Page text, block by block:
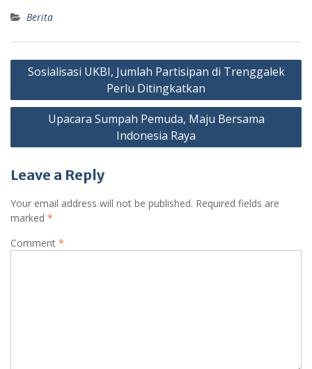
Berita
Post
Sosialisasi UKBI, Jumlah Partisipan di Trenggalek
Perlu Ditingkatkan
Upacara Sumpah Pemuda, Maju Bersama
Indonesia Raya
Leave a Reply
Your email address will not be published. Required fields are
marked *
Comment *